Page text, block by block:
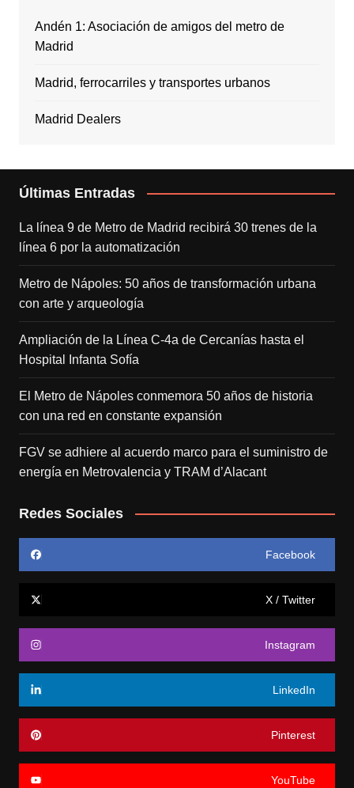
Andén 1: Asociación de amigos del metro de
Madrid
Madrid, ferrocarriles y transportes urbanos
Madrid Dealers
Últimas Entradas
La línea 9 de Metro de Madrid recibirá 30 trenes de la
línea 6 por la automatización
Metro de Nápoles: 50 años de transformación urbana
con arte y arqueología
Ampliación de la Línea C-4a de Cercanías hasta el
Hospital Infanta Sofía
El Metro de Nápoles conmemora 50 años de historia
con una red en constante expansión
FGV se adhiere al acuerdo marco para el suministro de
energía en Metrovalencia y TRAM d’Alacant
Redes Sociales
Facebook
X / Twitter
Instagram
LinkedIn
Pinterest
YouTube